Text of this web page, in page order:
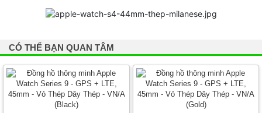
CÓ THỂ BẠN QUAN TÂM